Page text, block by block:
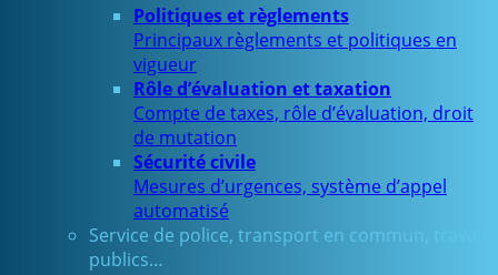
Politiques et règlements
Principaux règlements et politiques en
vigueur
Rôle d’évaluation et taxation
Compte de taxes, rôle d’évaluation, droit
de mutation
Sécurité civile
Mesures d’urgences, système d’appel
automatisé
Service de police, transport en commun, travaux
publics…